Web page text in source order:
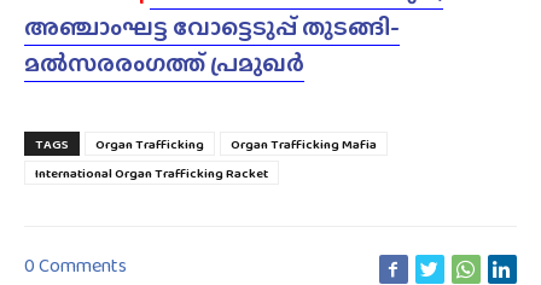
അഞ്ചാംഘട്ട വോട്ടെടുപ്പ് തുടങ്ങി-
മൽസരരംഗത്ത് പ്രമുഖർ
TAGS Organ Trafficking
Organ Trafficking Mafia
International Organ Trafficking Racket
0 Comments